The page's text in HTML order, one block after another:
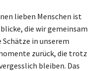
lieben Menschen ist
die wir gemeinsam
in unserem
zurück, die trotz
bleiben. Das